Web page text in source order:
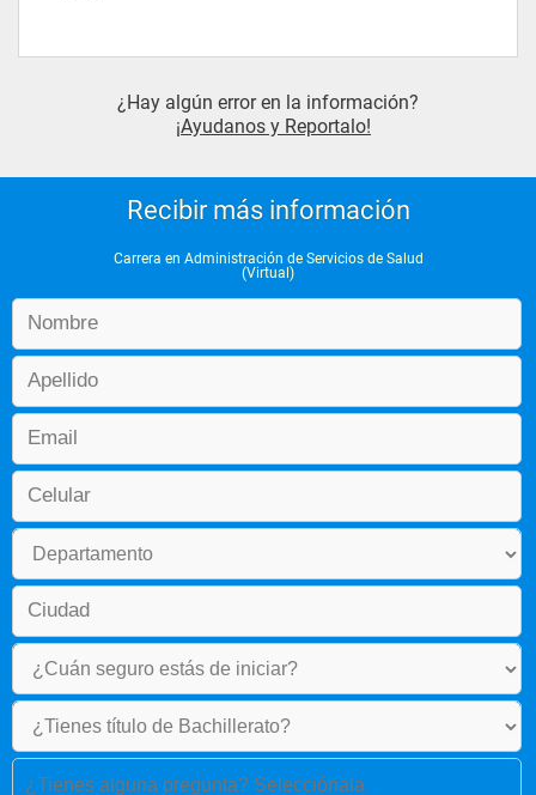
Garantía de la Calidad en Salud
Epidemiología
Gestión Municipal de la Salud
Presupuestos
Electiva I
Cuarto año
Administración de Operaciones
Gestión Pública
Administración de Tecnología en Salud
Administración Estratégica en Salud
Gestión del Riesgo en Salud
¿Hay algún error en la información?
¡Ayudanos y Reportalo!
Recibir más información
Carrera en Administración de Servicios de Salud
(Virtual)
¿Tienes alguna pregunta? Selecciónala